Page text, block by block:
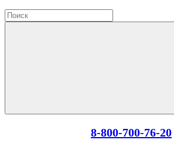
8-800-700-76-20